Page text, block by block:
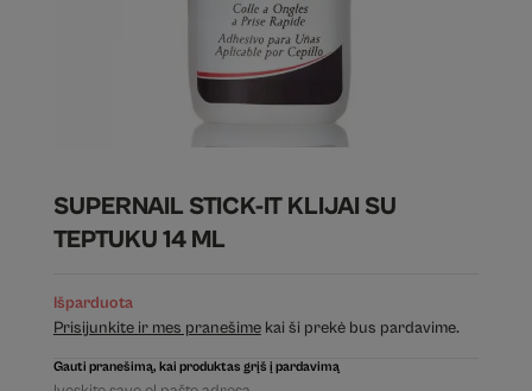
SUPERNAIL STICK-IT KLIJAI SU
TEPTUKU 14 ML
Išparduota
Prisijunkite ir mes pranešimekai ši prekė bus pardavime.
Gauti pranešimą, kai produktas grįš į pardavimą